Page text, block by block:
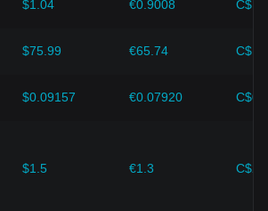
$1.04 €0.9008
$75.99 €65.74
$0.09157 €0.07920
$1.5 €1.3